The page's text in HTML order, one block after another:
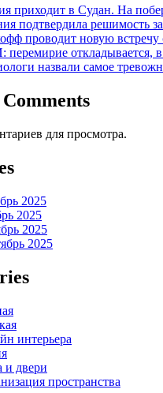
приходит в Судан. На
подтвердила решимость
проводит новую
откладывается,
назвали самое
для просмотра.
2025
2025
2025
2025
интерьера
и двери
пространства